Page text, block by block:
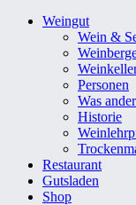
Weingut
Wein &
Personen
Was
Historie
Restaurant
Gutsladen
Shop